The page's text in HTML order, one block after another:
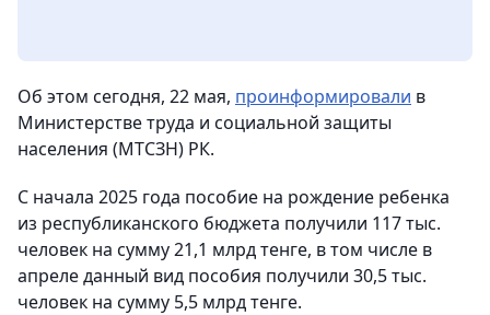
Об этом сегодня, 22 мая, проинформировали в
Министерстве труда и социальной защиты
населения (МТСЗН) РК.
С начала 2025 года пособие на рождение ребенка
из республиканского бюджета получили 117 тыс.
человек на сумму 21,1 млрд тенге, в том числе в
апреле данный вид пособия получили 30,5 тыс.
человек на сумму 5,5 млрд тенге.